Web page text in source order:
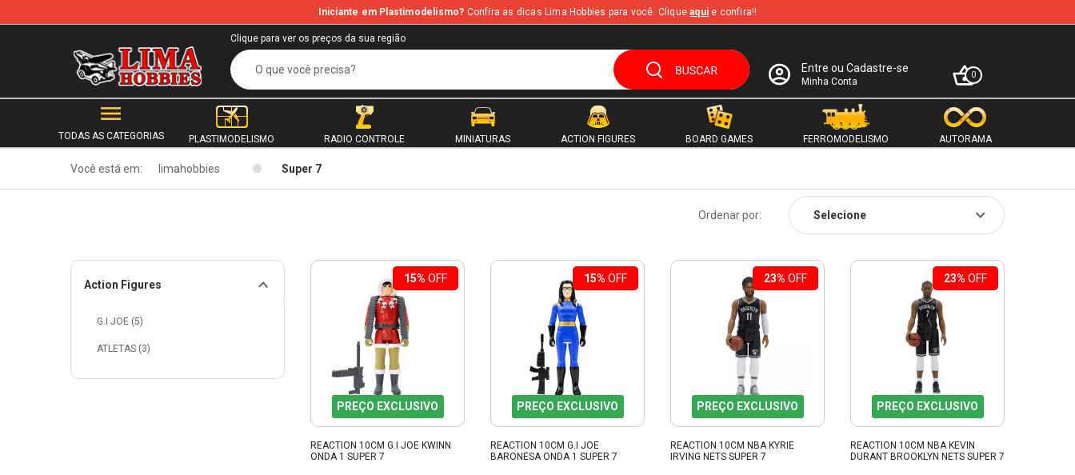
Iniciante em Plastimodelismo? Confira as dicas Lima Hobbies para você. Cliqueaqui e confira!!
Clique para ver os preços da sua região
Entre ou Cadastre-se
Minha Conta
0
TODAS AS CATEGORIAS PLASTIMODELISMO RADIO CONTROLE MINIATURAS ACTION FIGURES BOARD GAMES FERROMODELISMO AUTORAMA
Você está em: limahobbies Super 7
Action Figures
G.I JOE (5)
ATLETAS (3)
Ordenar por:
15% OFF
PREÇO EXCLUSIVO
REACTION 10CM G.I JOE KWINN
ONDA 1 SUPER 7
15% OFF
PREÇO EXCLUSIVO
REACTION 10CM G.I JOE
BARONESA ONDA 1 SUPER 7
23% OFF
PREÇO EXCLUSIVO
REACTION 10CM NBA KYRIE
IRVING NETS SUPER 7
23% OFF
PREÇO EXCLUSIVO
REACTION 10CM NBA KEVIN
DURANT BROOKLYN NETS SUPER 7